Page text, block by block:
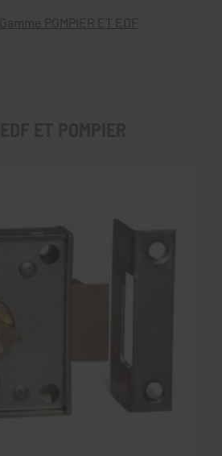
Gamme POMPIER ET EDF